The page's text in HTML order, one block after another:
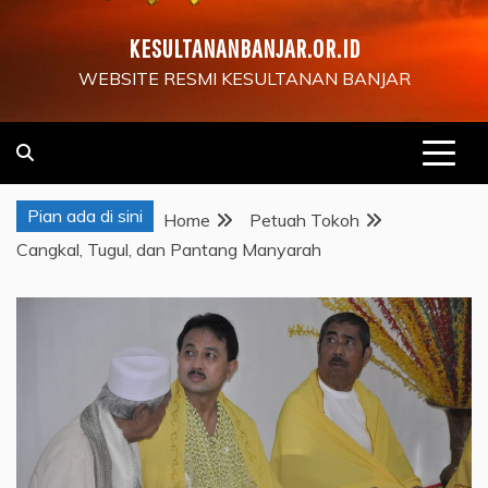
KESULTANANBANJAR.OR.ID
WEBSITE RESMI KESULTANAN BANJAR
Pian ada di sini Home
Petuah Tokoh
Cangkal, Tugul, dan Pantang Manyarah